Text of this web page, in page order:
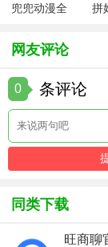
对于从事畜牧业
好帮手，它不仅
升级。无论是大
兜兜动漫全
拼
网友评论
0 条评论
同类下载
旺商聊